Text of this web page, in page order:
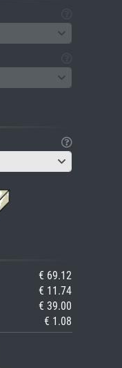
€ 69.12
€ 11.74
€ 39.00
€ 1.08